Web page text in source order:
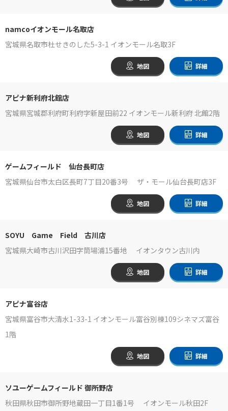
namcoイオンモール名取店
宮城県名取市杜せきのした5-3-1 イオンモール名取3F
地図 詳細
アピナ新利府北館店
宮城県宮城郡利府町利府字新屋田前22 イオンモール新利府 北館2階
地図 詳細
ゲームフィールド 仙台長町店
宮城県仙台市太白区長町7丁目20番3号 ザ・モール仙台長町店3F
地図 詳細
SOYU Game Field 古川店
宮城県大崎市古川沢田字筒場浦15番地 イオンタウン古川内
地図 詳細
アピナ富谷店
宮城県富谷市大清水1-33-1 イオンモール富谷別棟109シネマズ富谷
1階
地図 詳細
ソユーゲームフィールド 御所野店
秋田県秋田市御所野地蔵田一丁目1番1号 イオンモール秋田2F